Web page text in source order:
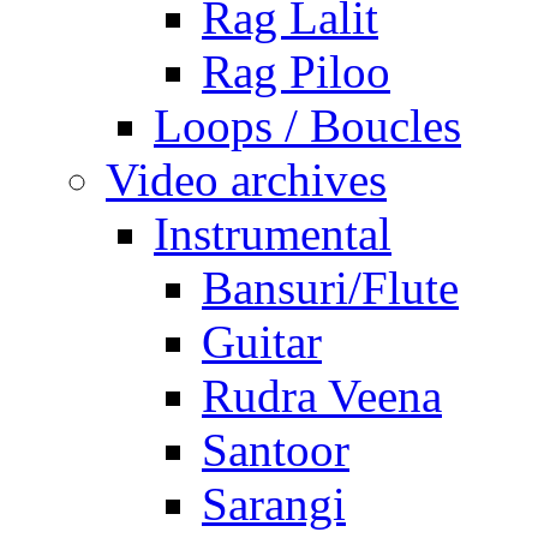
Rag Lalit
Rag Piloo
Loops / Boucles
Video archives
Instrumental
Bansuri/Flute
Guitar
Rudra Veena
Santoor
Sarangi